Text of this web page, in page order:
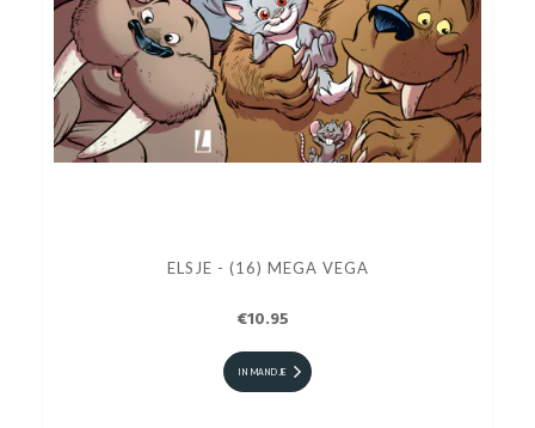
ELSJE - (16) MEGA VEGA
€10.95
IN MANDJE